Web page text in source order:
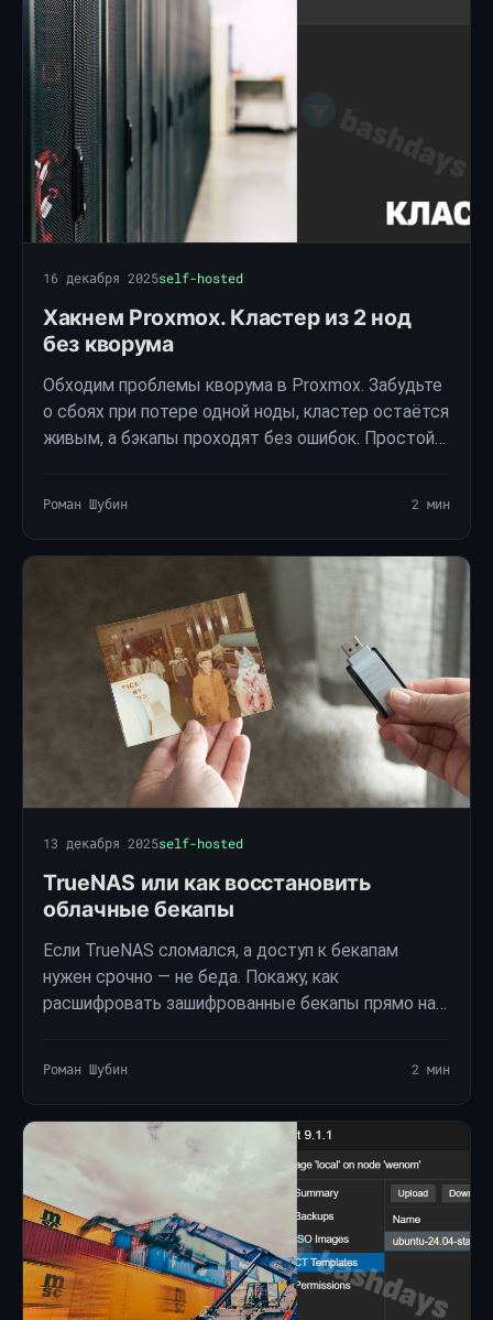
16 декабря 2025self-hosted
Хакнем Proxmox. Кластер из 2 нод
без кворума
Обходим проблемы кворума в Proxmox. Забудьте
о сбоях при потере одной ноды, кластер остаётся
живым, а бэкапы проходят без ошибок. Простой
Роман Шубин 2 мин
13 декабря 2025self-hosted
TrueNAS или как восстановить
облачные бекапы
Если TrueNAS сломался, а доступ к бекапам
нужен срочно — не беда. Покажу, как
расшифровать зашифрованные бекапы прямо на
Роман Шубин 2 мин